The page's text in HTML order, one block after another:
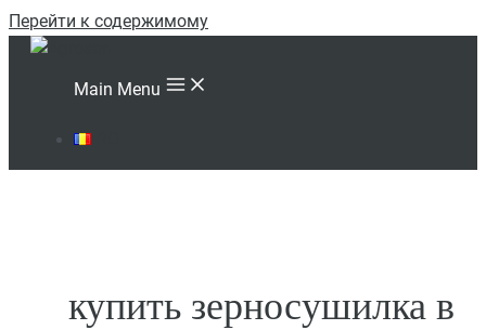
Перейти к содержимому
Main Menu
купить зерносушилка в